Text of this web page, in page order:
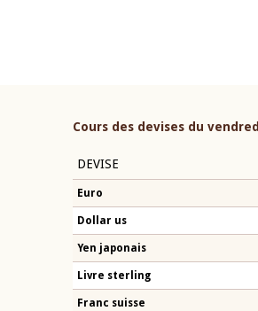
Cours des devises du
DEVISE
Euro
Dollar us
Yen japonais
Livre sterling
Franc suisse